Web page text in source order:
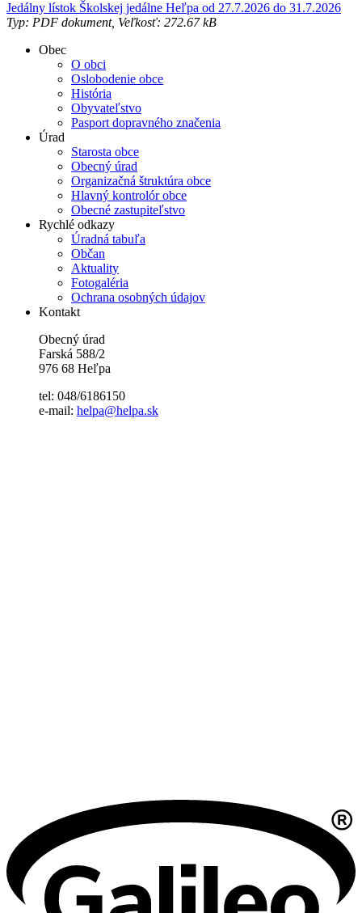
Jedálny lístok Školskej jedálne Heľpa od 27.7.2026 do 31.7.2026
Typ: PDF dokument, Veľkosť: 272.67 kB
Obec
O obci
Oslobodenie obce
História
Obyvateľstvo
Pasport dopravného značenia
Úrad
Starosta obce
Obecný úrad
Organizačná štruktúra obce
Hlavný kontrolór obce
Obecné zastupiteľstvo
Rychlé odkazy
Úradná tabuľa
Občan
Aktuality
Fotogaléria
Ochrana osobných údajov
Kontakt
Obecný úrad
Farská 588/2
976 68 Heľpa
tel: 048/6186150
e-mail: helpa@helpa.sk